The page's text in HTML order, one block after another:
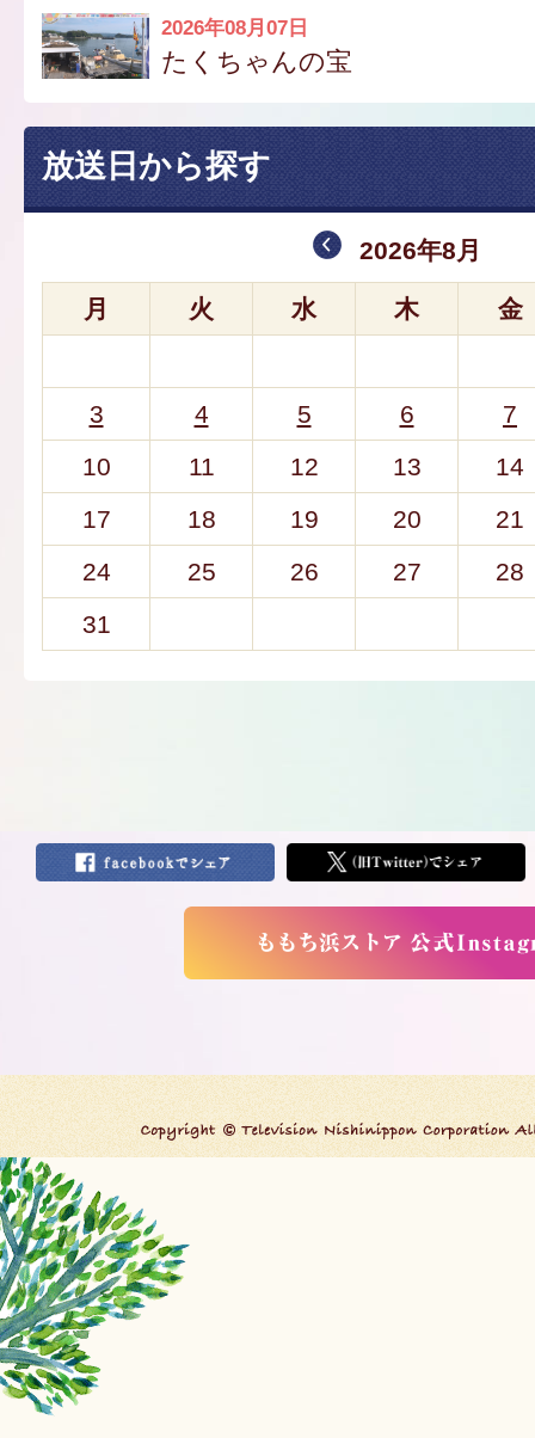
2026年08月07日
たくちゃんの宝
放送日から探す
2026年8月
月 火 水 木 金
3 4 5 6
7
10
11 12 13
14
17
18 19 20
21
24
25 26 27
28
31